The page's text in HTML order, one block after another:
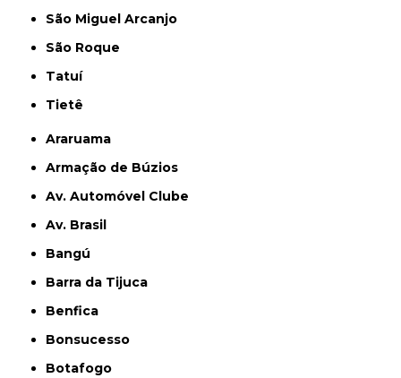
São Miguel Arcanjo
São Roque
Tatuí
Tietê
Araruama
Armação de Búzios
Av. Automóvel Clube
Av. Brasil
Bangú
Barra da Tijuca
Benfica
Bonsucesso
Botafogo